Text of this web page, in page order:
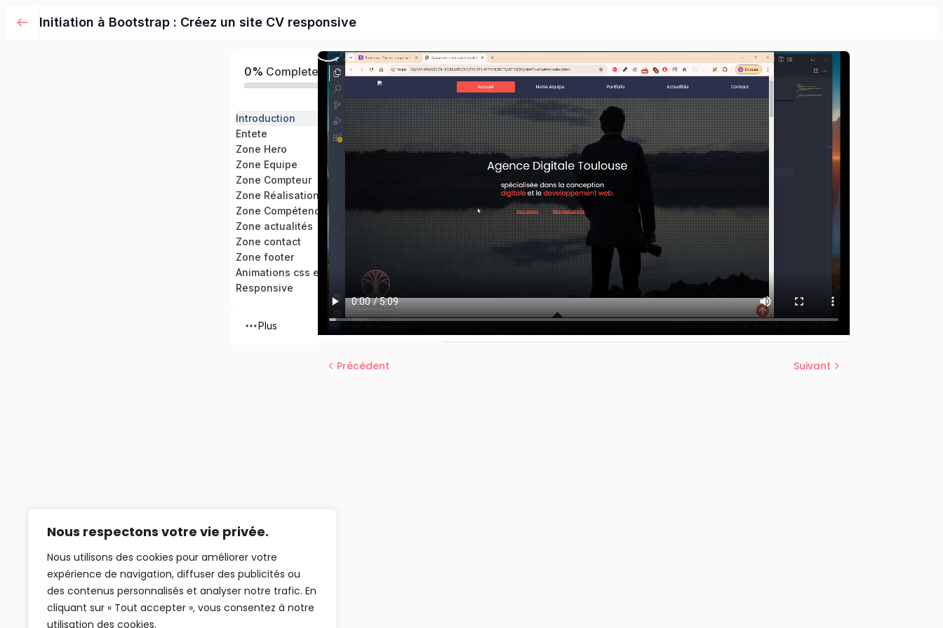
Nous respectons votre vie privée.
Nous utilisons des cookies pour améliorer votre
expérience de navigation, diffuser des publicités ou
des contenus personnalisés et analyser notre trafic. En
cliquant sur « Tout accepter », vous consentez à notre
utilisation des cookies.
Initiation à Bootstrap : Créez un site CV responsive
0% Completed
Introduction
Entete
Zone Hero
Zone Equipe
Zone Compteur
Zone Réalisations
Zone Compétences
Zone actualités
Zone contact
Zone footer
Animations css et js
Responsive
Plus
Précédent Suivant